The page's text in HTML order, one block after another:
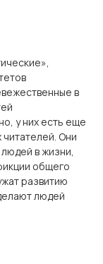
в
у них есть еще
Они
в жизни,
общего
развитию
людей